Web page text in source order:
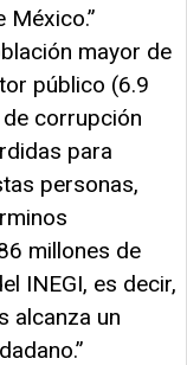
mayor de
público (6.9
corrupción
para
personas,
millones de
INEGI, es decir,
alcanza un